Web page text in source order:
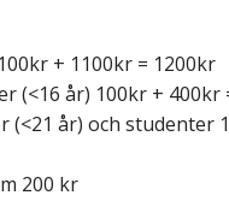
+ 1100kr = 1200kr
(<16 år) 100kr + 400kr
(<21 år) och studenter
200 kr